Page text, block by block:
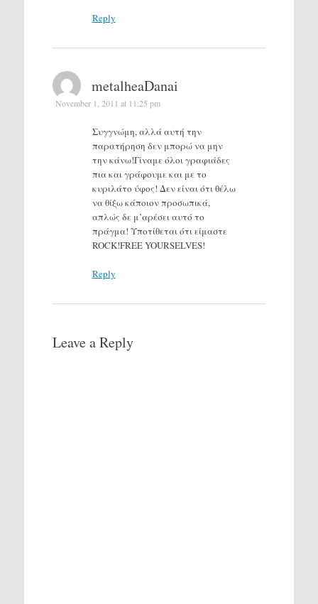
Reply
metalheaDanai
November 1, 2011 at 11:25 pm
Συγγνώμη, αλλά αυτή την
παρατήρηση δεν μπορώ να μην
την κάνω!Γίναμε όλοι γραφιάδες
πια και γράφουμε και με το
κυριλάτο ύφος! Δεν είναι ότι θέλω
να θίξω κάποιον προσωπικά,
απλώς δε μ’αρέσει αυτό το
πράγμα! Υποτίθεται ότι είμαστε
ROCK!FREE YOURSELVES!
Reply
Leave a Reply